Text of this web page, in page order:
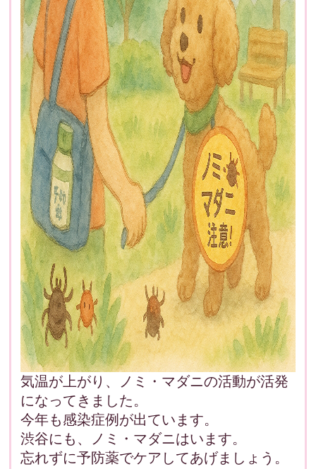
気温が上がり、ノミ・マダニの活動が活発
になってきました。
今年も感染症例が出ています。
渋谷にも、ノミ・マダニはいます。
忘れずに予防薬でケアしてあげましょう。